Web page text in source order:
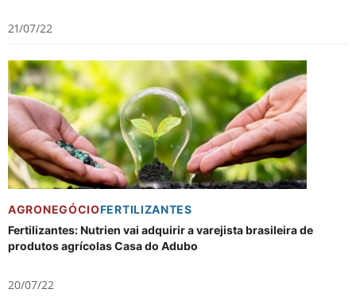
21/07/22
AGRONEGÓCIOFERTILIZANTES
Fertilizantes: Nutrien vai adquirir a varejista brasileira de
produtos agrícolas Casa do Adubo
20/07/22